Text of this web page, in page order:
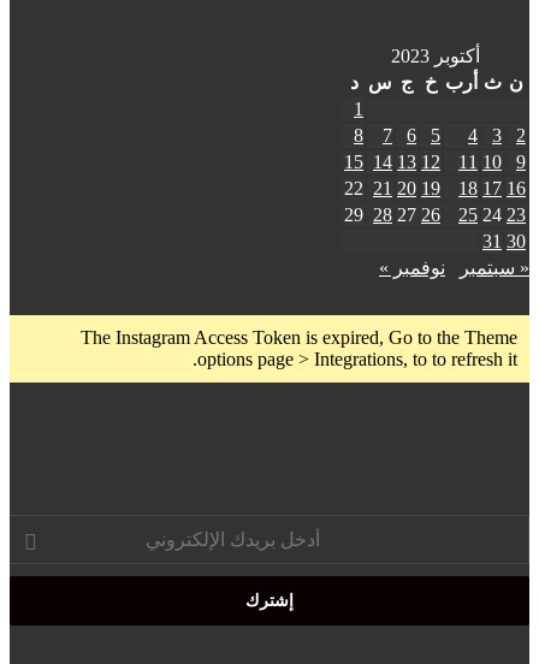
خ ج س
5
6
12
13
14
15
19
20
21
22
26
27
28
29
نوفمبر »
The Instagram Access Token is expired, Go to the
options page > Integrations, to to